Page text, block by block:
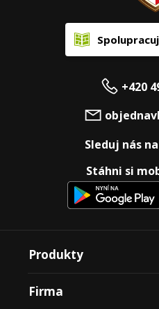
+420
Sleduj nás na
Stáhni si
Produkty
Firma